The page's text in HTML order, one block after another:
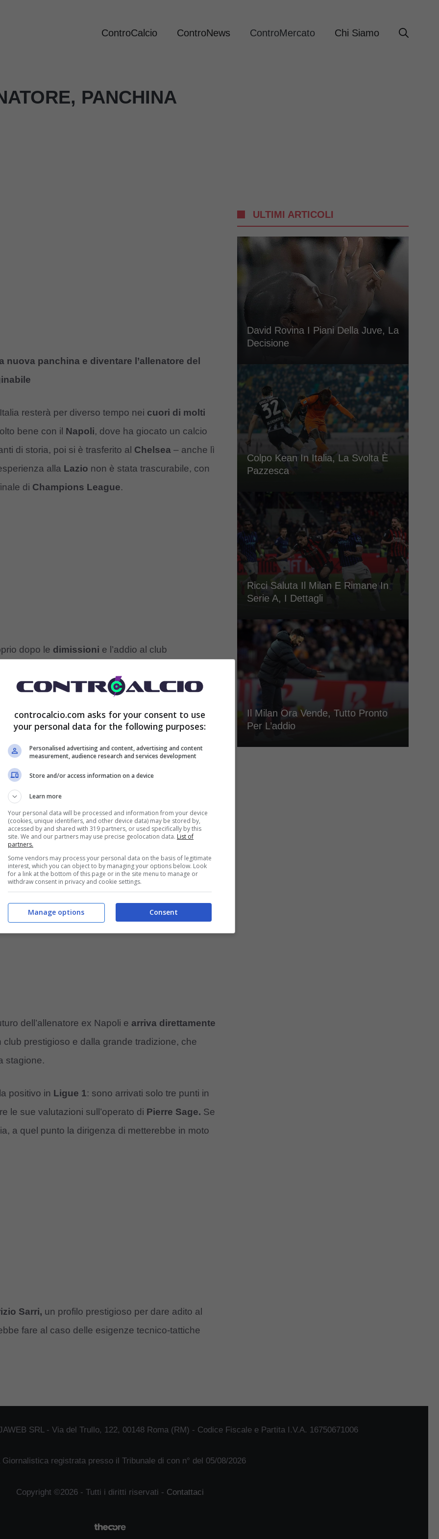
ControCalcio ControNews ControMercato Chi Siamo
PANCHINA
panchina e diventare l’allenatore del
resterà per diverso tempo nei cuori di molti
bene con il Napoli, dove ha giocato un calcio
di storia, poi si è trasferito al Chelsea – anche lì
alla Lazio non è stata trascurabile, con
di Champions League.
dopo le dimissioni e l’addio al club
ultimi mesi, non è ancora riuscito a trovare una
di lui e sulla sua idea di calcio.Le voci sul Milan
viste che le cose per il club rossonero non
.
Gazzetta dello Sport’: “Mi sembra brutto
Paulo Fonseca è un buon allenatore e un
di un percorso ed è giusto che stia sereno.
avere un’evoluzione positiva, la rosa è forte”. E
potrebbe arrivare dalla Francia.
c’è la pista a Lione
dell’allenatore ex Napoli e arriva direttamente
club prestigioso e dalla grande tradizione, che
stagione.
positivo in Ligue 1: sono arrivati solo tre punti in
le sue valutazioni sull’operato di Pierre Sage. Se
a quel punto la dirigenza di metterebbe in moto
Sarri, un profilo prestigioso per dare adito al
fare al caso delle esigenze tecnico-tattiche
ULTIMI ARTICOLI
David Rovina I Piani Della Juve, La
Decisione
Colpo Kean In Italia, La Svolta È
Pazzesca
Ricci Saluta Il Milan E Rimane In
Serie A, I Dettagli
Il Milan Ora Vende, Tutto Pronto
Per L’addio
SRL - Via del Trullo, 122, 00148 Roma (RM) - Codice Fiscale e Partita I.V.A. 16750671006
Giornalistica registrata presso il Tribunale di con n° del 05/08/2026
Copyright ©2026 - Tutti i diritti riservati - Contattaci
controcalcio.com asks for your consent to use
your personal data for the following purposes:
Personalised advertising and content, advertising and content
measurement, audience research and services development
Store and/or access information on a device
Learn more
Your personal data will be processed and information from your device
(cookies, unique identifiers, and other device data) may be stored by,
accessed by and shared with 319 partners, or used specifically by this
site. We and our partners may use precise geolocation data. List of
partners.
Some vendors may process your personal data on the basis of legitimate
interest, which you can object to by managing your options below. Look
for a link at the bottom of this page or in the site menu to manage or
withdraw consent in privacy and cookie settings.
Consent
Manage options